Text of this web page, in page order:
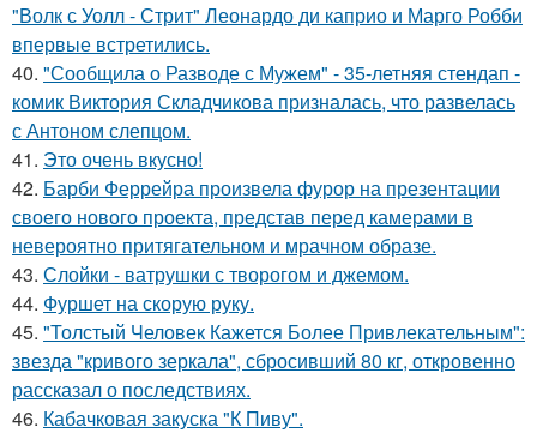
"Волк с Уолл - Стрит" Леонардо ди каприо и Марго Робби
впервые встретились.
40. "Сообщила о Разводе с Мужем" - 35-летняя стендап -
комик Виктория Складчикова призналась, что развелась
с Антоном слепцом.
41. Это очень вкусно!
42. Барби Феррейра произвела фурор на презентации
своего нового проекта, представ перед камерами в
невероятно притягательном и мрачном образе.
43. Слойки - ватрушки с творогом и джемом.
44. Фуршет на скорую руку.
45. "Толстый Человек Кажется Более Привлекательным":
звезда "кривого зеркала", сбросивший 80 кг, откровенно
рассказал о последствиях.
46. Кабачковая закуска "К Пиву".